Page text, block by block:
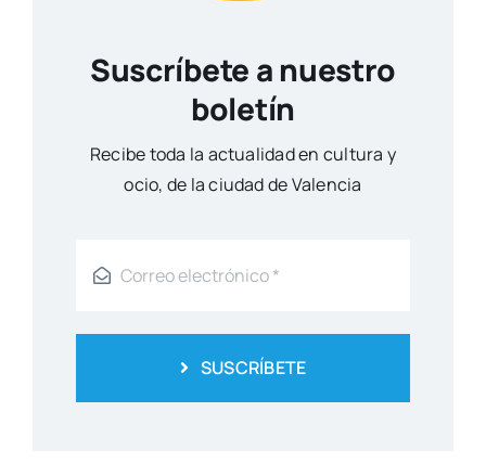
Suscríbete a nuestro
boletín
Reci­be toda la actua­li­dad en cul­tu­ra y
ocio, de la ciu­dad de Valen­cia
SUSCRÍBETE